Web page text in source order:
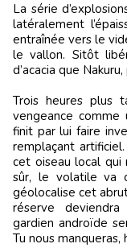
La série
latéralement
entraînée vers le
le vallon. Sitôt
d’acacia que
Trois heures plus
vengeance
finit par lui faire
remplaçant
cet oiseau local qui
sûr, le volatile va
géolocalise cet
réserve
gardien androïde
Tu nous manqueras,